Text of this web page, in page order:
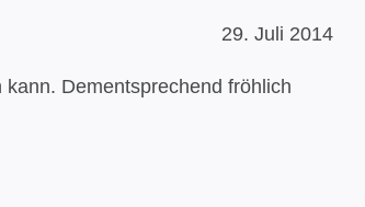
29. Juli 2014
Dementsprechend fröhlich